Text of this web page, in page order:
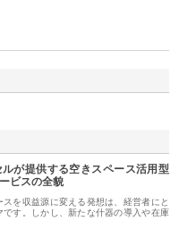
が提供する空きスペース活用型
ビスの全貌
を収益源に変える発想は、経営者にと
です。しかし、新たな什器の導入や在庫